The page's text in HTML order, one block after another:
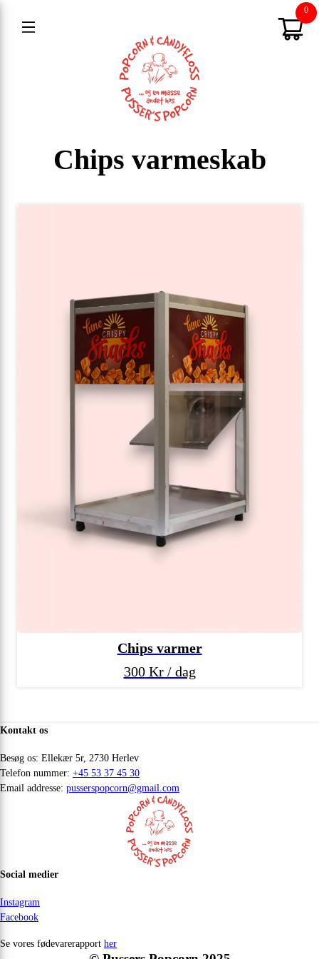
0
Chips varmeskab
Chips varmer
300Kr / dag
Kontakt os
Besøg os: Ellekær 5r, 2730 Herlev
Telefon nummer: +45 53 37 45 30
Email addresse: pusserspopcorn@gmail.com
Social medier
Instagram
Facebook
Se vores fødevarerapport her